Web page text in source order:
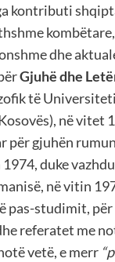
kontributi
dhe
Gjuhë dhe
të
në vitet
për gjuhën
duke
në vitin
pas-studimit, për
referatet me
vetë, e merr